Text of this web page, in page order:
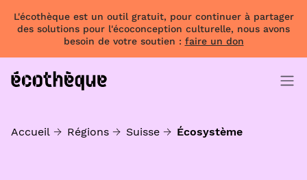
L'écothèque est un outil gratuit, pour continuer à partager
des solutions pour l'écoconception culturelle, nous avons
besoin de votre soutien : faire un don
Accueil Régions Suisse Écosystème